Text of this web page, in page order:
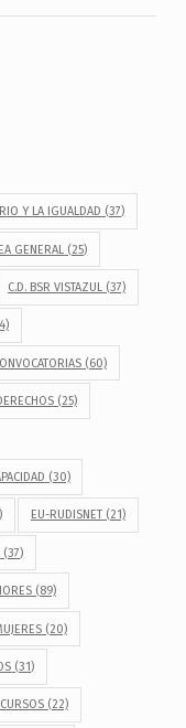
Y LA IGUALDAD (37)
GENERAL (25)
C.D. BSR VISTAZUL(37)
(60)
(25)
(30)
EU-RUDISNET(21)
(37)
(89)
(20)
(31)
(22)